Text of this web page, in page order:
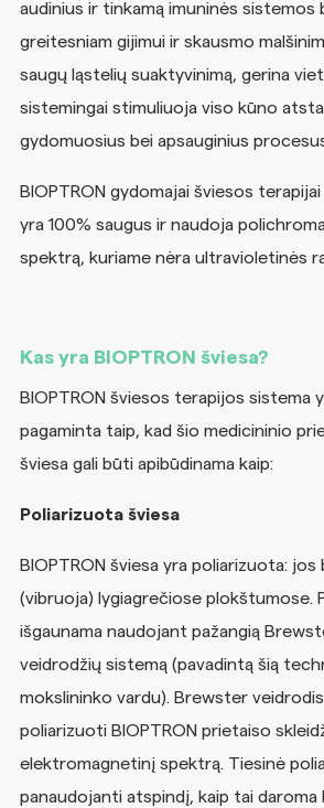
audinius ir tinkamą imuninės sistemos
greitesniam gijimui ir skausmo
saugų ląstelių suaktyvinimą, gerina
sistemingai stimuliuoja viso kūno
gydomuosius bei apsauginius
BIOPTRON gydomajai šviesos
yra 100% saugus ir naudoja
spektrą, kuriame nėra ultravioletinės
Kas yra BIOPTRON šviesa?
BIOPTRON šviesos terapijos sistema
pagaminta taip, kad šio medicininio
šviesa gali būti apibūdinama kaip:
Poliarizuota šviesa
BIOPTRON šviesa yra poliarizuota: jos
(vibruoja) lygiagrečiose plokštumose.
išgaunama naudojant pažangią
veidrodžių sistemą (pavadintą šią
mokslininko vardu). Brewster
poliarizuoti BIOPTRON prietaiso
elektromagnetinį spektrą. Tiesinė
panaudojanti atspindį, kaip tai daroma